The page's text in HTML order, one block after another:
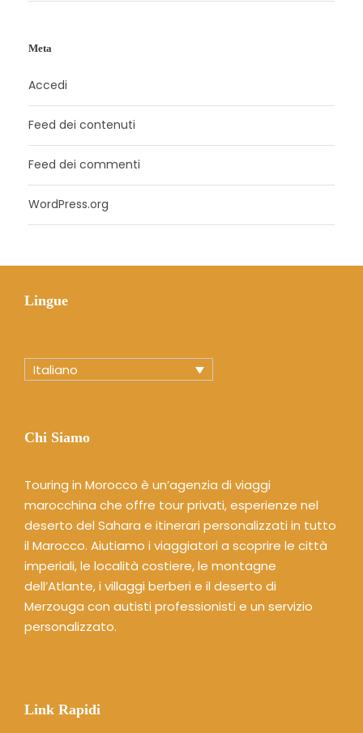
Meta
Accedi
Feed dei contenuti
Feed dei commenti
WordPress.org
Lingue
Italiano
Chi Siamo
Touring in Morocco è un’agenzia di viaggi
marocchina che offre tour privati, esperienze nel
deserto del Sahara e itinerari personalizzati in tutto
il Marocco. Aiutiamo i viaggiatori a scoprire le città
imperiali, le località costiere, le montagne
dell’Atlante, i villaggi berberi e il deserto di
Merzouga con autisti professionisti e un servizio
personalizzato.
Link Rapidi